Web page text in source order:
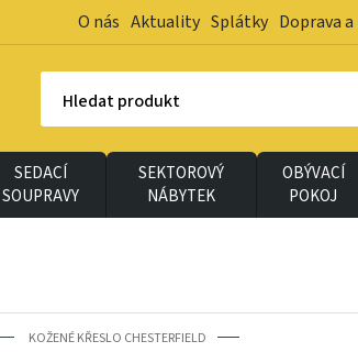
O nás Aktuality Splátky Doprava
Hledat produkt
SEDACÍ
SOUPRAVY
SEKTOROVÝ
NÁBYTEK
OBÝVACÍ
POKOJ
KOŽENÉ KŘESLO CHESTERFIELD